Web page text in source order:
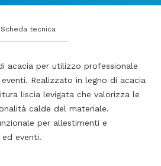
acacia per utilizzo professionale
Realizzato in legno di acacia
liscia levigata che valorizza le
calde del materiale.
per allestimenti e
eventi.
Scheda tecnica